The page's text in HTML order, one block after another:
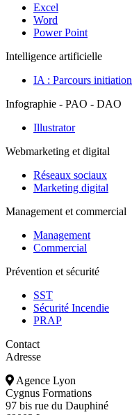
Excel
Word
Power Point
Intelligence artificielle
IA : Parcours initiation
Infographie - PAO - DAO
Illustrator
Webmarketing et digital
Réseaux sociaux
Marketing digital
Management et commercial
Management
Commercial
Prévention et sécurité
SST
Sécurité Incendie
PRAP
Contact
Adresse
Agence Lyon
Cygnus Formations
97 bis rue du Dauphiné